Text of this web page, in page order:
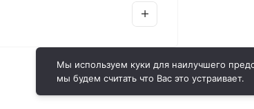
Мы используем куки для наилучшего
мы будем считать что Вас это устраивает.